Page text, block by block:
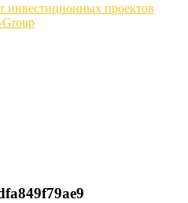
инвестиционных проектов